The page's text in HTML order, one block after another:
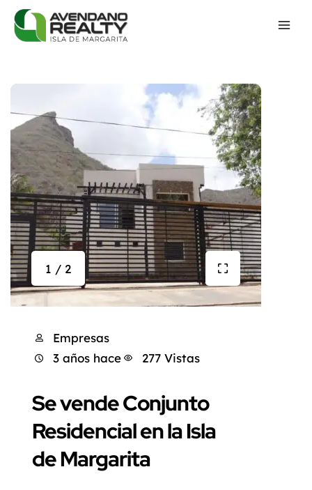
1 / 2
Empresas
3 años hace
277 Vistas
Se vende Conjunto
Residencial en la Isla
de Margarita